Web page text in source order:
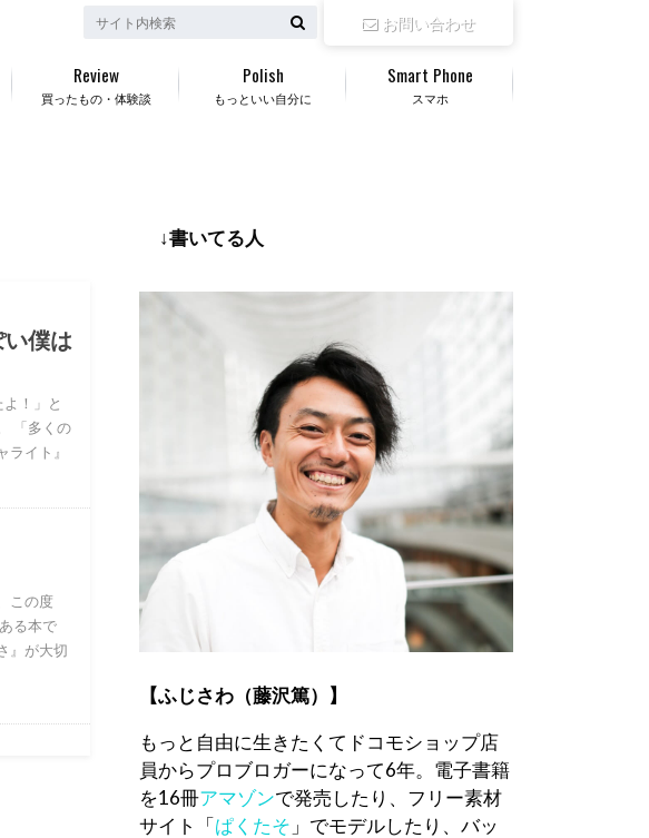
お問い合わせ
買ったもの・体験談
Review
もっといい自分に
Polish
スマホ
Smart Phone
僕は
！」と
「多くの
イト』
この度
る本で
』が大切
↓書いてる人
【ふじさわ（藤沢篤）】
もっと自由に生きたくてドコモショップ店
員からプロブロガーになって6年。電子書籍
を16冊アマゾンで発売したり、フリー素材
サイト「ぱくたそ 」でモデルしたり、バッ